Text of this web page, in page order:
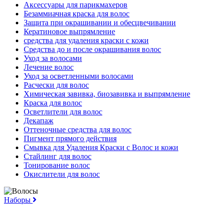
Аксессуары для парикмахеров
Безаммиачная краска для волос
Защита при окрашивании и обесцвечивании
Кератиновое выпрямление
средства для удаления краски с кожи
Средства до и после окрашивания волос
Уход за волосами
Лечение волос
Уход за осветленными волосами
Расчески для волос
Химическая завивка, биозавивка и выпрямление
Краска для волос
Осветлители для волос
Декапаж
Оттеночные средства для волос
Пигмент прямого действия
Смывка для Удаления Краски с Волос и кожи
Стайлинг для волос
Тонирование волос
Окислители для волос
Наборы